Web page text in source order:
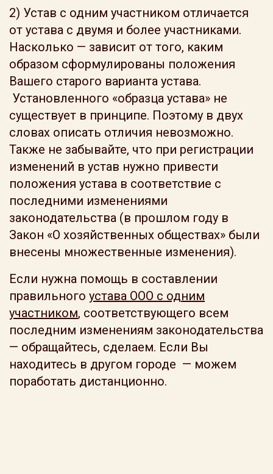
2) Устав с одним участником отличается
от устава с двумя и более участниками.
Насколько — зависит от того, каким
образом сформулированы положения
Вашего старого варианта устава.
Установленного «образца устава» не
существует в принципе. Поэтому в двух
словах описать отличия невозможно.
Также не забывайте, что при регистрации
изменений в устав нужно привести
положения устава в соответствие с
последними изменениями
законодательства (в прошлом году в
Закон «О хозяйственных обществах» были
внесены множественные изменения).
Если нужна помощь в составлении
правильного устава ООО с одним
участником, соответствующего всем
последним изменениям законодательства
— обращайтесь, сделаем. Если Вы
находитесь в другом городе — можем
поработать дистанционно.